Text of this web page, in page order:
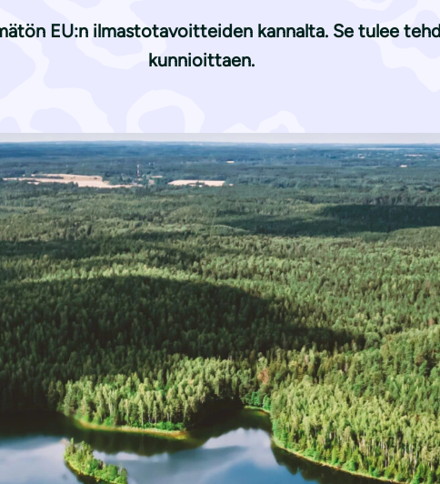
EU:n ilmastotavoitteiden kannalta. Se tulee
kunnioittaen.